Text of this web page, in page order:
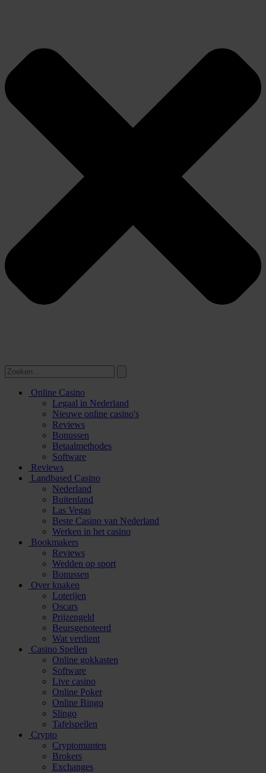
Online Casino
Legaal in Nederland
Nieuwe online casino's
Reviews
Bonussen
Betaalmethodes
Software
Reviews
Landbased Casino
Nederland
Buitenland
Las Vegas
Beste Casino van Nederland
Werken in het casino
Bookmakers
Reviews
Wedden op sport
Bonussen
Over knaken
Loterijen
Oscars
Prijzengeld
Beursgenoteerd
Wat verdient
Casino Spellen
Online gokkasten
Software
Live casino
Online Poker
Online Bingo
Slingo
Tafelspellen
Crypto
Cryptomunten
Brokers
Exchanges